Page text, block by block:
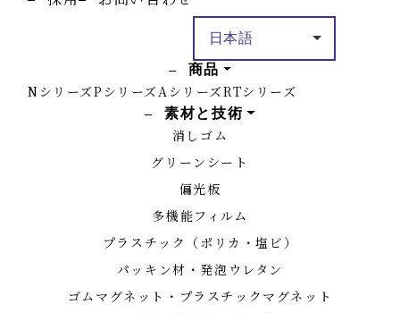
商品
NシリーズPシリーズAシリーズRTシリーズ
素材と技術
消しゴム
グリーンシート
偏光板
多機能フィルム
プラスチック（ポリカ・塩ビ）
パッキン材・発泡ウレタン
ゴムマグネット・プラスチックマグネット